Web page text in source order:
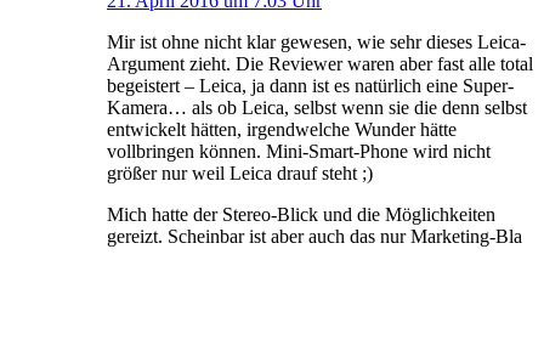
Mir ist ohne nicht klar gewesen, wie sehr dieses Leica-
Argument zieht. Die Reviewer waren aber fast alle total
begeistert – Leica, ja dann ist es natürlich eine Super-
Kamera… als ob Leica, selbst wenn sie die denn selbst
entwickelt hätten, irgendwelche Wunder hätte
vollbringen können. Mini-Smart-Phone wird nicht
größer nur weil Leica drauf steht ;)
Mich hatte der Stereo-Blick und die Möglichkeiten
gereizt. Scheinbar ist aber auch das nur Marketing-Bla